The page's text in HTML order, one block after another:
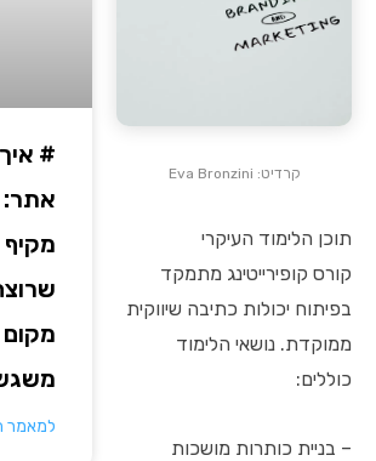
קרדיט: Eva Bronzini
תוכן הלימוד העיקרי
קורס קופירייטינג מתמקד
בפיתוח יכולות כתיבה שיווקית
ממוקדת. נושאי הלימוד
כוללים:
– בניית כותרות מושכות
#
אתר:
מקיף
מקום
למאמר